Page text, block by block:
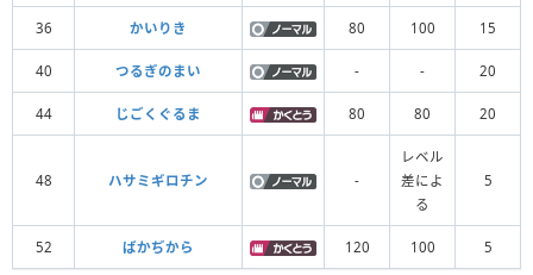
36 かいりき 80 100 15
40 つるぎのまい - - 20
44 じごくぐるま 80 80 20
48 ハサミギロチン -
レベル
差によ
る
5
52 ばかぢから 120 100 5